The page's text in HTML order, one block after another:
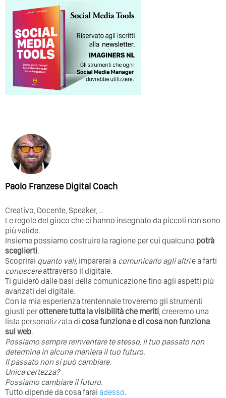
Paolo Franzese Digital Coach
Creativo, Docente, Speaker, …
Le regole del gioco che ci hanno insegnato da piccoli non sono
più valide.
Insieme possiamo costruire la ragione per cui qualcuno potrà
sceglierti.
Scoprirai quanto vali, imparerai a comunicarlo agli altrie a farti
conoscereattraverso il digitale.
Ti guiderò dalle basi della comunicazione fino agli aspetti più
avanzati del digitale.
Con la mia esperienza trentennale troveremo gli strumenti
giusti perottenere tutta la visibilità che meriti, creeremo una
lista personalizzata di cosa funziona e di cosa non funziona
sul web.
Possiamo sempre reinventare te stesso, il tuo passato non
determina in alcuna maniera il tuo futuro. ⁣
⁣Il passato non si può cambiare.
Unica certezza?
Possiamo cambiare il futuro.
Tutto dipende da cosa farai adesso.